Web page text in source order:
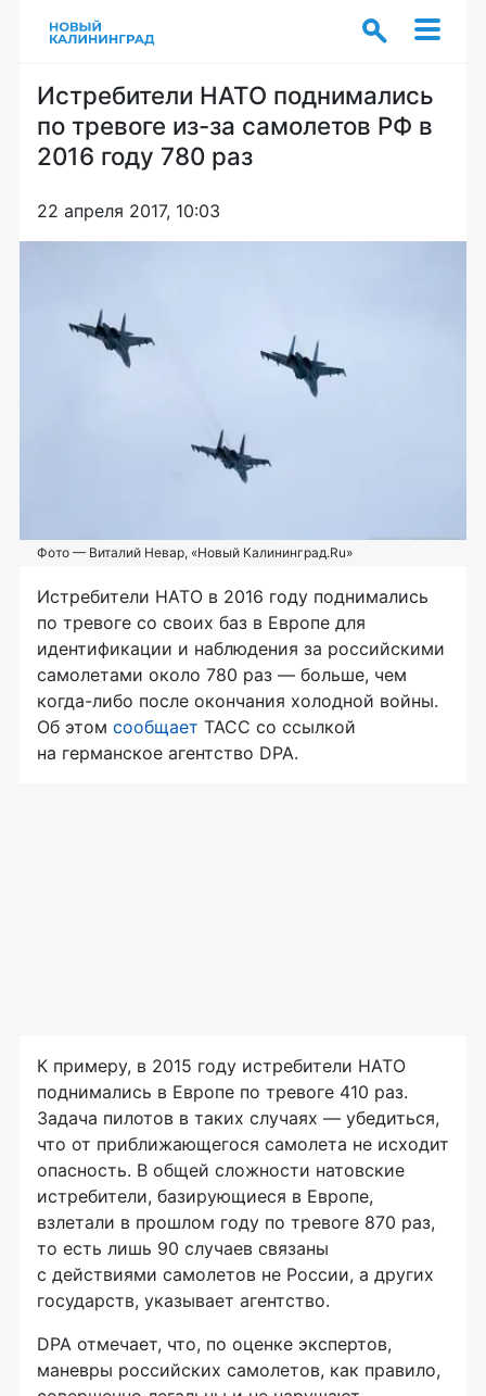
Истребители НАТО поднимались
по тревоге из-за самолетов РФ в
2016 году 780 раз
22 апреля 2017, 10:03
Фото — Виталий Невар, «Новый Калининград.Ru»
Истребители НАТО в 2016 году поднимались
по тревоге со своих баз в Европе для
идентификации и наблюдения за российскими
самолетами около 780 раз — больше, чем
когда-либо после окончания холодной войны.
Об этом сообщает ТАСС со ссылкой
на германское агентство DPA.
К примеру, в 2015 году истребители НАТО
поднимались в Европе по тревоге 410 раз.
Задача пилотов в таких случаях — убедиться,
что от приближающегося самолета не исходит
опасность. В общей сложности натовские
истребители, базирующиеся в Европе,
взлетали в прошлом году по тревоге 870 раз,
то есть лишь 90 случаев связаны
с действиями самолетов не России, а других
государств, указывает агентство.
DPA отмечает, что, по оценке экспертов,
маневры российских самолетов, как правило,